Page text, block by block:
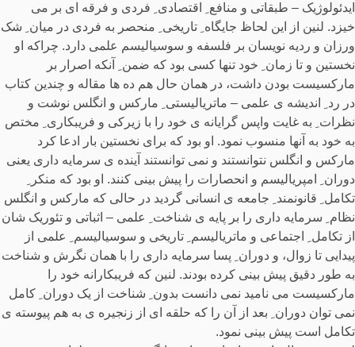
ایدئولوژیک – طبقاتی و منافع ِ اقتصادی ِ فردی و فرقه ای بر می
خیزد. لنین از این لحاظ جایگاه ِ تاریخی ِ منحصر به فردی در میان ِ شک
ورزان و ردیه نویسان بر فلسفه و سوسیالیسم علمی دارد. چراکه او
نخستین و تا زمان ِ خود تنها کسی بود که ضمن ِ آنکه اصرار بر
مارکسیست بودن داشت، در همان حال هم ده ها مقاله و چندین کتاب
در رد ِ اندیشه ی علمی – ماتریالیستی ِ مارکس و انگلس نوشت و
نظرات ِ به غایت واپس گرایانه ی خود را با زیرکی و فریبکاری ِ مختص
به خود به آنها منسوب نمود. او بود که برای نخستین بار ادعا کرد
مارکس و انگلس نتوانستند و نمی توانستند آینده ی سرمایه داری یعنی
دوران ِ امپریالیسم و انحصارات را پیش بینی کنند. او بود که منکر ِ
تکامل ِ قانونمند ِ جامعه ی انسانی گردید در حالی که مارکس و انگلس
نظام ِ سرمایه داری را بر پایه ی شناخت ِ علمی – اثباتی و تئوریک شان
از تکامل ِ اجتماعی و ماتریالیسم ِ تاریخی و سوسیالیسم ِ علمی از
پیدایی تا زوال، و دوران ِ پسا سرمایه داری را با همان نگرش و شناخت
به طور دقیق پیش بینی کرده بودند. لنین که فریبکارانه خود را
مارکسیست می نامید نمی دانست بدون ِ شناخت از یک دوران ِ کامل
نمی توان دوران ِ بعد از آن را که حلقه ای از زنجیره ی به هم پیوسته ی
تکامل است پیش بینی نمود.